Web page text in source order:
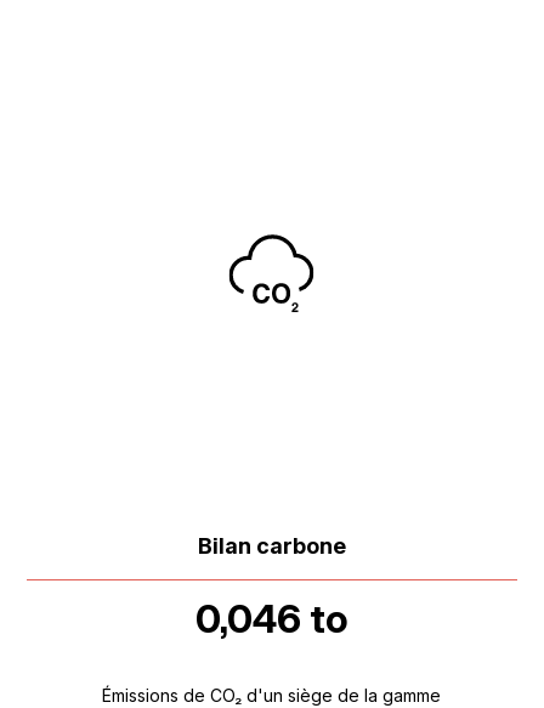
Bilan carbone
0,046 to
Émissions de CO₂ d'un siège de la gamme